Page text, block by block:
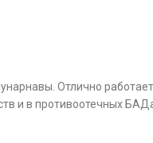
Отлично
и в противоотечных